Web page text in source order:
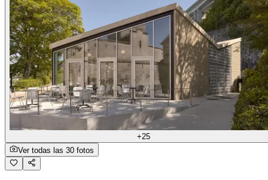
+25
Ver todas las 30 fotos